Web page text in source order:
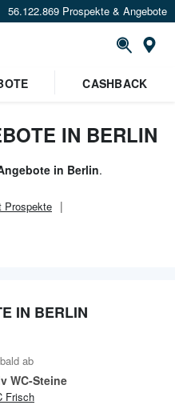
56.122.869 Prospekte & Angebote
CASHBACK
IN BERLIN
in Berlin.
Prospekte
IN BERLIN
ab
WC-Steine
Frisch